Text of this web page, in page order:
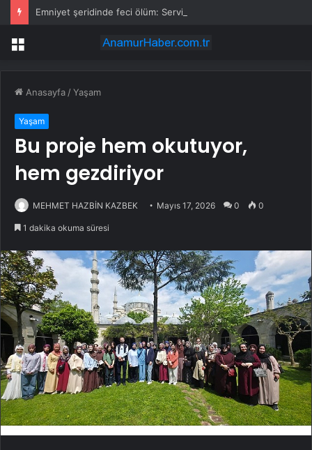
Menü
Anasayfa /Yaşam
Yaşam
Bu proje hem okutuyor,
hem gezdiriyor
MEHMET HAZBİN KAZBEK Mayıs 17, 2026 0 0
1 dakika okuma süresi